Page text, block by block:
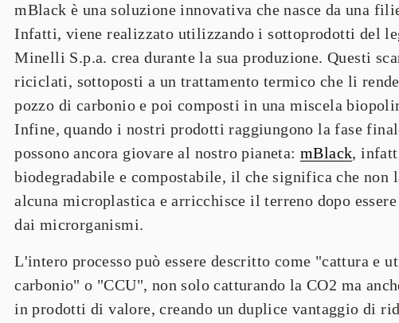
mBlack è una soluzione innovativa che nasce da una
Infatti, viene realizzato utilizzando i sottoprodotti del
Minelli S.p.a. crea durante la sua produzione. Questi
riciclati, sottoposti a un trattamento termico che li
pozzo di carbonio e poi composti in una miscela
Infine, quando i nostri prodotti raggiungono la fase
possono ancora giovare al nostro pianeta: mBlack
biodegradabile e compostabile, il che significa che non
alcuna microplastica e arricchisce il terreno dopo
dai microrganismi.
L'intero processo può essere descritto come "cattura e
carbonio" o "CCU", non solo catturando la CO2 ma
in prodotti di valore, creando un duplice vantaggio di